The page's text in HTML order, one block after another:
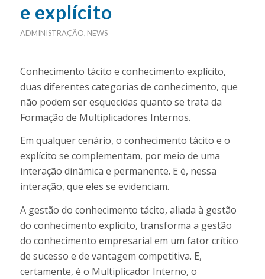
e explícito
ADMINISTRAÇÃO, NEWS
Conhecimento tácito e conhecimento explícito,
duas diferentes categorias de conhecimento, que
não podem ser esquecidas quanto se trata da
Formação de Multiplicadores Internos.
Em qualquer cenário, o conhecimento tácito e o
explícito se complementam, por meio de uma
interação dinâmica e permanente. E é, nessa
interação, que eles se evidenciam.
A gestão do conhecimento tácito, aliada à gestão
do conhecimento explícito, transforma a gestão
do conhecimento empresarial em um fator crítico
de sucesso e de vantagem competitiva. E,
certamente, é o Multiplicador Interno, o